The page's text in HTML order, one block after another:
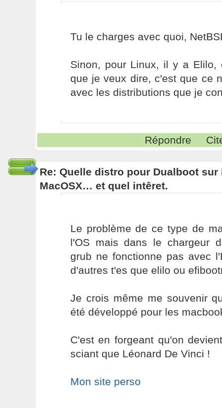
Tu le charges avec quoi,
Sinon, pour Linux, il y a Elilo,
que je veux dire, c'est que ce
avec les distributions que je
Répondre
Re: Quelle distro pour Dualboot sur
MacOSX… et quel intêret.
Le problème de ce type de
l'OS mais dans le chargeur
grub ne fonctionne pas avec
d'autres t'es que elilo ou
Je crois même me souvenir
été développé pour les
C'est en forgeant qu'on
sciant que Léonard De Vinci !
Mon site perso